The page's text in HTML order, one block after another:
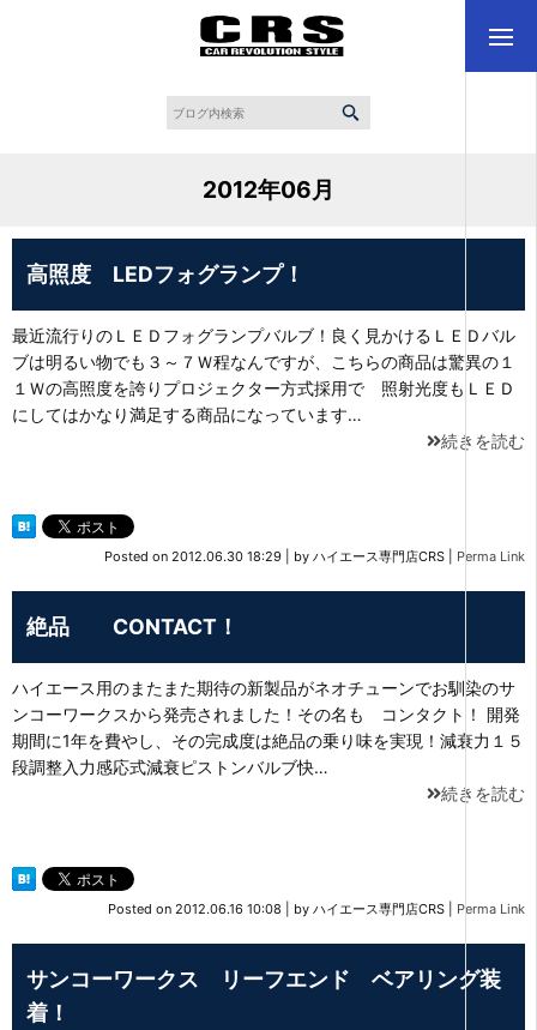
2012年06月
高照度 LEDフォグランプ！
最近流行りのＬＥＤフォグランプバルブ！良く見かけるＬＥＤバル
ブは明るい物でも３～７Ｗ程なんですが、こちらの商品は驚異の１
１Ｗの高照度を誇りプロジェクター方式採用で 照射光度もＬＥＤ
にしてはかなり満足する商品になっています…
続きを読む
Posted on 2012.06.30 18:29 by ハイエース専門店CRS Perma Link
絶品 CONTACT！
ハイエース用のまたまた期待の新製品がネオチューンでお馴染のサ
ンコーワークスから発売されました！その名も コンタクト！ 開発
期間に1年を費やし、その完成度は絶品の乗り味を実現！減衰力１５
段調整入力感応式減衰ピストンバルブ快…
続きを読む
Posted on 2012.06.16 10:08 by ハイエース専門店CRS Perma Link
サンコーワークス リーフエンド ベアリング装
着！